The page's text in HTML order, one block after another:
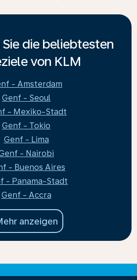
die beliebtesten
von KLM
- Amsterdam
Genf - Seoul
- Mexiko-Stadt
Genf - Tokio
Genf - Lima
- Nairobi
- Buenos Aires
- Panama-Stadt
Genf - Accra
anzeigen